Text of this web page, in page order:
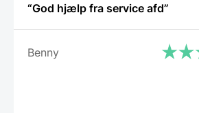
“God hjælp fra service afd”
Benny